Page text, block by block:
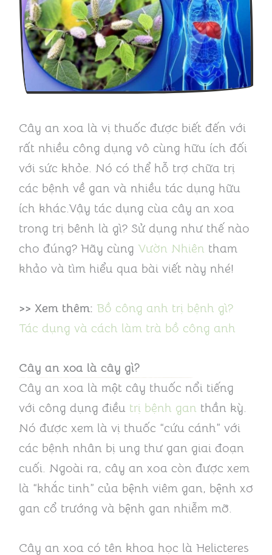
Cây an xoa là vị thuốc được biết đến với
rất nhiều công dụng vô cùng hữu ích đối
với sức khỏe. Nó có thể hỗ trợ chữa trị
các bệnh về gan và nhiều tác dụng hữu
ích khác.Vậy tác dụng cùa cây an xoa
trong trị bênh là gì? Sử dụng như thế nào
cho đúng? Hãy cùng Vườn Nhiên tham
khảo và tìm hiểu qua bài viết này nhé!
>> Xem thêm: Bồ công anh trị bệnh gì?
Tác dụng và cách làm trà bồ công anh
Cây an xoa là cây gì?
Cây an xoa là một cây thuốc nổi tiếng
với công dụng điều trị bệnh gan thần kỳ.
Nó được xem là vị thuốc “cứu cánh” với
các bệnh nhân bị ung thư gan giai đoạn
cuối. Ngoài ra, cây an xoa còn được xem
là “khắc tinh” của bệnh viêm gan, bệnh xơ
gan cổ trướng và bệnh gan nhiễm mỡ.
Cây an xoa có tên khoa học là Helicteres